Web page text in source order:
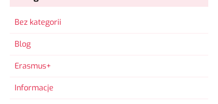
Bez kategorii
Blog
Erasmus+
Informacje